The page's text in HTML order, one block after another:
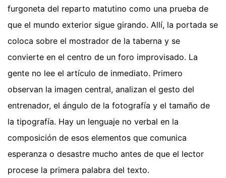
furgoneta del reparto matutino como una prueba de
que el mundo exterior sigue girando. Allí, la portada se
coloca sobre el mostrador de la taberna y se
convierte en el centro de un foro improvisado. La
gente no lee el artículo de inmediato. Primero
observan la imagen central, analizan el gesto del
entrenador, el ángulo de la fotografía y el tamaño de
la tipografía. Hay un lenguaje no verbal en la
composición de esos elementos que comunica
esperanza o desastre mucho antes de que el lector
procese la primera palabra del texto.